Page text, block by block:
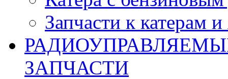
Запчасти к катерам
ЗАПЧАСТИ